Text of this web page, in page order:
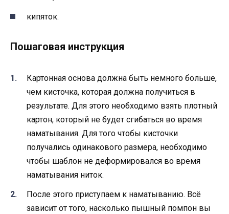
кипяток.
Пошаговая инструкция
Картонная основа должна быть немного больше,
чем кисточка, которая должна получиться в
результате. Для этого необходимо взять плотный
картон, который не будет сгибаться во время
наматывания. Для того чтобы кисточки
получались одинакового размера, необходимо
чтобы шаблон не деформировался во время
наматывания ниток.
После этого приступаем к наматыванию. Всё
зависит от того, насколько пышный помпон вы